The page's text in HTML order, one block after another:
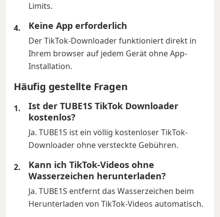
Limits.
Keine App erforderlich
Der TikTok-Downloader funktioniert direkt in
Ihrem browser auf jedem Gerät ohne App-
Installation.
Häufig gestellte Fragen
Ist der TUBE1S TikTok Downloader
kostenlos?
Ja. TUBE1S ist ein völlig kostenloser TikTok-
Downloader ohne versteckte Gebühren.
Kann ich TikTok-Videos ohne
Wasserzeichen herunterladen?
Ja. TUBE1S entfernt das Wasserzeichen beim
Herunterladen von TikTok-Videos automatisch.